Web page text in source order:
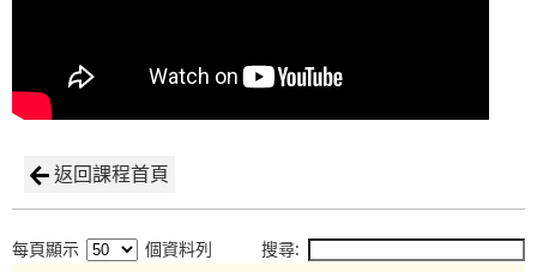
返回課程首頁
每頁顯示 個資料列 搜尋: